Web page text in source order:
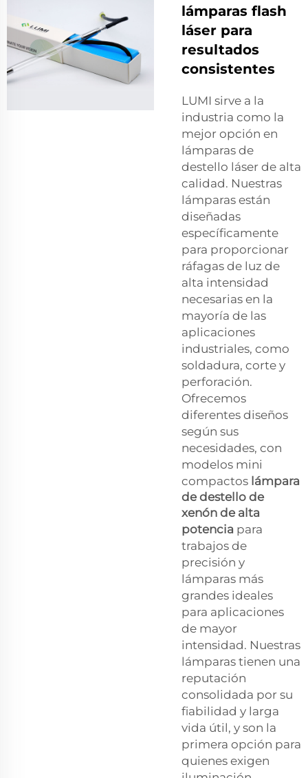
lámparas flash
láser para
resultados
consistentes
LUMI sirve a la
industria como la
mejor opción en
lámparas de
destello láser de alta
calidad. Nuestras
lámparas están
diseñadas
específicamente
para proporcionar
ráfagas de luz de
alta intensidad
necesarias en la
mayoría de las
aplicaciones
industriales, como
soldadura, corte y
perforación.
Ofrecemos
diferentes diseños
según sus
necesidades, con
modelos mini
compactos lámpara
de destello de
xenón de alta
potencia para
trabajos de
precisión y
lámparas más
grandes ideales
para aplicaciones
de mayor
intensidad. Nuestras
lámparas tienen una
reputación
consolidada por su
fiabilidad y larga
vida útil, y son la
primera opción para
quienes exigen